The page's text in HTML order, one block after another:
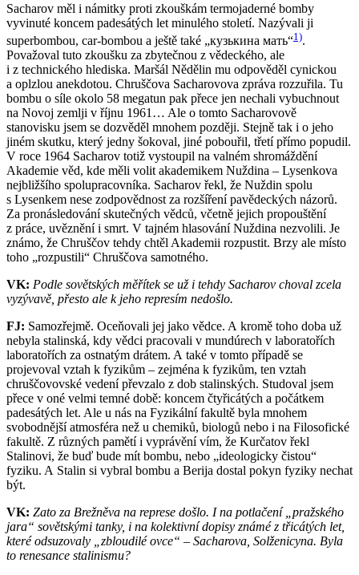
Sacharov měl i námitky proti zkouškám termojaderné bomby
vyvinuté koncem padesátých let minulého století. Nazývali ji
superbombou, car-bombou a ještě také „кузькина мать“1).
Považoval tuto zkoušku za zbytečnou z vědeckého, ale
i z technického hlediska. Maršál Nědělin mu odpověděl cynickou
a oplzlou anekdotou. Chruščova Sacharovova zpráva rozzuřila. Tu
bombu o síle okolo 58 megatun pak přece jen nechali vybuchnout
na Novoj zemlji v říjnu 1961… Ale o tomto Sacharovově
stanovisku jsem se dozvěděl mnohem později. Stejně tak i o jeho
jiném skutku, který jedny šokoval, jiné pobouřil, třetí přímo popudil.
V roce 1964 Sacharov totiž vystoupil na valném shromáždění
Akademie věd, kde měli volit akademikem Nuždina – Lysenkova
nejbližšího spolupracovníka. Sacharov řekl, že Nuždin spolu
s Lysenkem nese zodpovědnost za rozšíření pavědeckých názorů.
Za pronásledování skutečných vědců, včetně jejich propouštění
z práce, uvěznění i smrt. V tajném hlasování Nuždina nezvolili. Je
známo, že Chruščov tehdy chtěl Akademii rozpustit. Brzy ale místo
toho „rozpustili“ Chruščova samotného.
VK: Podle sovětských měřítek se už i tehdy Sacharov choval zcela
vyzývavě, přesto ale k jeho represím nedošlo.
FJ: Samozřejmě. Oceňovali jej jako vědce. A kromě toho doba už
nebyla stalinská, kdy vědci pracovali v mundúrech v laboratořích
laboratořích za ostnatým drátem. A také v tomto případě se
projevoval vztah k fyzikům – zejména k fyzikům, ten vztah
chruščovovské vedení převzalo z dob stalinských. Studoval jsem
přece v oné velmi temné době: koncem čtyřicátých a počátkem
padesátých let. Ale u nás na Fyzikální fakultě byla mnohem
svobodnější atmosféra než u chemiků, biologů nebo i na Filosofické
fakultě. Z různých pamětí i vyprávění vím, že Kurčatov řekl
Stalinovi, že buď bude mít bombu, nebo „ideologicky čistou“
fyziku. A Stalin si vybral bombu a Berija dostal pokyn fyziky nechat
být.
VK: Zato za Brežněva na represe došlo. I na potlačení „pražského
jara“ sovětskými tanky, i na kolektivní dopisy známé z třicátých let,
které odsuzovaly „zbloudilé ovce“ – Sacharova, Solženicyna. Byla
to renesance stalinismu?